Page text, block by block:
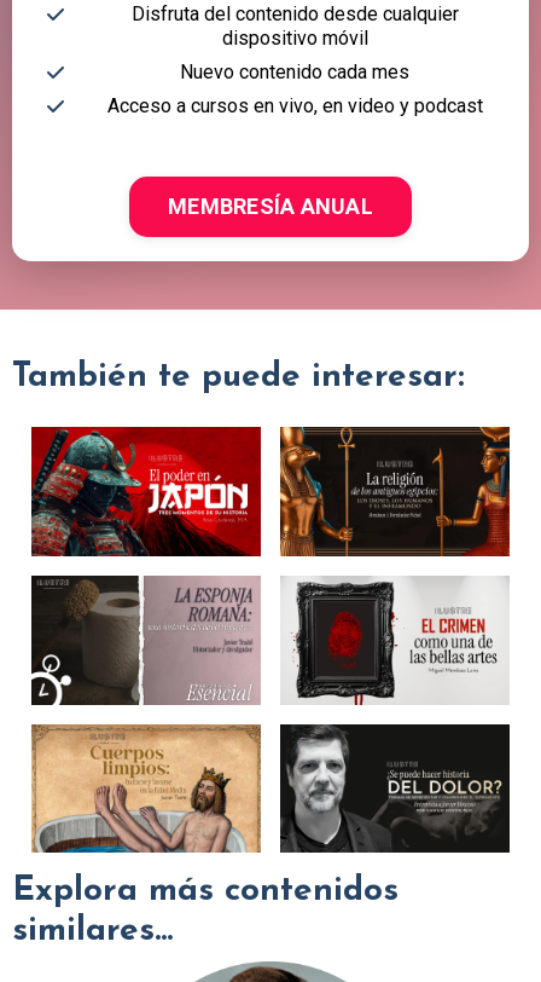
Disfruta del contenido desde cualquier
dispositivo móvil
Nuevo contenido cada mes
Acceso a cursos en vivo, en video y podcast
MEMBRESÍA ANUAL
También te puede interesar:
Explora más contenidos
similares...